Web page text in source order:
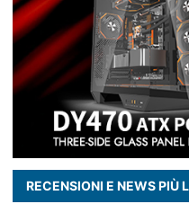
RECENSIONI E NEWS PIÙ